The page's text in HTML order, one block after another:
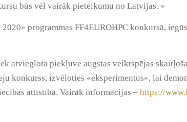
būs vēl vairāk pieteikumu no Latvijas. »
programmas FF4EUROHPC konkursā,
atvieglota piekļuve augstas veiktspējas
konkurss, izvēloties «eksperimentus», lai
attīstībā. Vairāk informācijas – https://